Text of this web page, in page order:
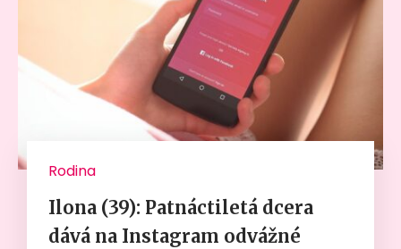
Rodina
Ilona (39): Patnáctiletá dcera
dává na Instagram odvážné